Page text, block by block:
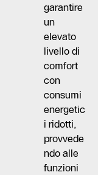
garantire
un
elevato
livello di
comfort
con
consumi
energetic
i ridotti,
provvede
ndo alle
funzioni